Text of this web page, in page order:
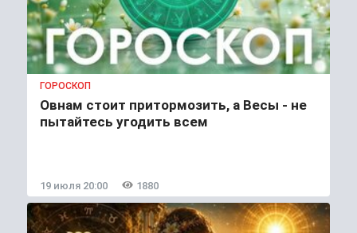
ГОРОСКОП
Овнам стоит притормозить, а Весы - не
пытайтесь угодить всем
19 июля 20:00 1880